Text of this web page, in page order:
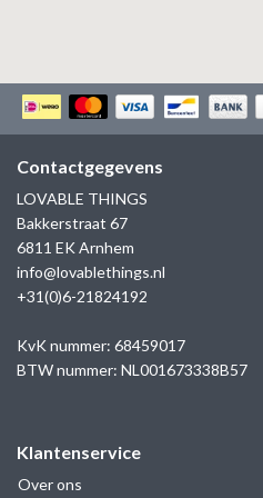
KAPTEN & SON
Contactgegevens
LOVABLE THINGS
Bakkerstraat 67
6811 EK Arnhem
info@lovablethings.nl
+31(0)6-21824192
KvK nummer: 68459017
BTW nummer: NL001673338B57
Klantenservice
Over ons